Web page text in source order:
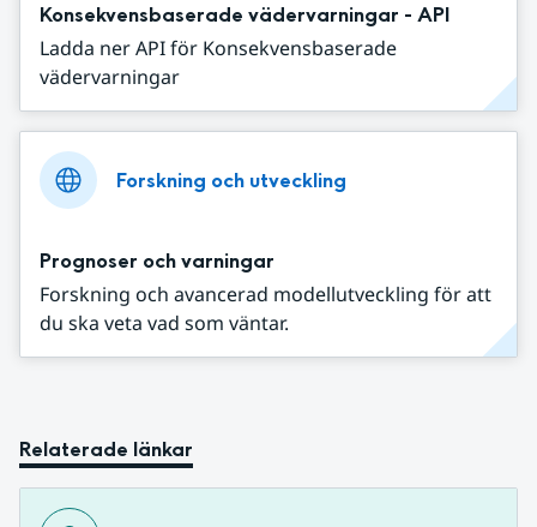
Konsekvensbaserade vädervarningar - API
Ladda ner API för Konsekvensbaserade
vädervarningar
Forskning och utveckling
Prognoser och varningar
Forskning och avancerad modellutveckling för att
du ska veta vad som väntar.
Relaterade länkar